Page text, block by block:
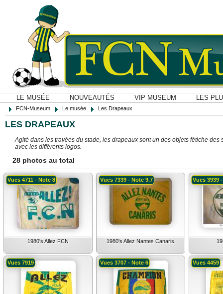
LE MUSÉE NOUVEAUTÉS VIP MUSEUM LES
FCN-Museum Le musée Les Drapeaux
LES DRAPEAUX
Agité dans les travées du stade, les drapeaux sont un des objets fétiche
avec les différents logos.
28 photos au total
1980's Allez FCN
Vues 4711 - Note 8
1980's Allez Nantes Canaris
Vues 7339 - Note 9.7 Vues 3939
Vues 7919 Vues 3707 - Note 6 Vues 4459